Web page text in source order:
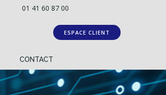
01 41 60 87 00
ESPACE CLIENT
CONTACT